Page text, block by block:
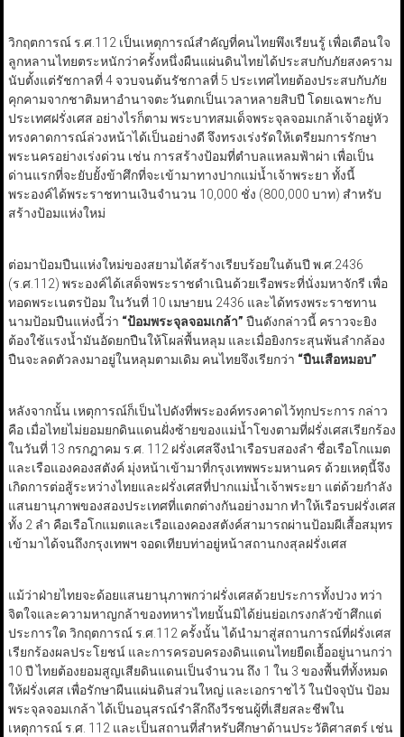
วิกฤตการณ์ ร.ศ.112 เป็นเหตุการณ์สำคัญที่คนไทยพึงเรียนรู้ เพื่อเตือนใจ
ลูกหลานไทยตระหนักว่าครั้งหนึ่งผืนแผ่นดินไทยได้ประสบกับภัยสงคราม
นับตั้งแต่รัชกาลที่ 4 จวบจนต้นรัชกาลที่ 5 ประเทศไทยต้องประสบกับภัย
คุกคามจากชาติมหาอำนาจตะวันตกเป็นเวลาหลายสิบปี โดยเฉพาะกับ
ประเทศฝรั่งเศส อย่างไรก็ตาม พระบาทสมเด็จพระจุลจอมเกล้าเจ้าอยู่หัว
ทรงคาดการณ์ล่วงหน้าได้เป็นอย่างดี จึงทรงเร่งรัดให้เตรียมการรักษา
พระนครอย่างเร่งด่วน เช่น การสร้างป้อมที่ตำบลแหลมฟ้าผ่า เพื่อเป็น
ด่านแรกที่จะยับยั้งข้าศึกที่จะเข้ามาทางปากแม่น้ำเจ้าพระยา ทั้งนี้
พระองค์ได้พระราชทานเงินจำนวน 10,000 ชั่ง (800,000 บาท) สำหรับ
สร้างป้อมแห่งใหม่
ต่อมาป้อมปืนแห่งใหม่ของสยามได้สร้างเรียบร้อยในต้นปี พ.ศ.2436
(ร.ศ.112) พระองค์ได้เสด็จพระราชดำเนินด้วยเรือพระที่นั่งมหาจักรี เพื่อ
ทอดพระเนตรป้อม ในวันที่ 10 เมษายน 2436 และได้ทรงพระราชทาน
นามป้อมปืนแห่งนี้ว่า “ป้อมพระจุลจอมเกล้า” ปืนดังกล่าวนี้ คราวจะยิง
ต้องใช้แรงน้ำมันอัดยกปืนให้โผล่พื้นหลุม และเมื่อยิงกระสุนพ้นลำกล้อง
ปืนจะลดตัวลงมาอยู่ในหลุมตามเดิม คนไทยจึงเรียกว่า “ปืนเสือหมอบ”
หลังจากนั้น เหตุการณ์ก็เป็นไปดังที่พระองค์ทรงคาดไว้ทุกประการ กล่าว
คือ เมื่อไทยไม่ยอมยกดินแดนฝั่งซ้ายของแม่น้ำโขงตามที่ฝรั่งเศสเรียกร้อง
ในวันที่ 13 กรกฎาคม ร.ศ. 112 ฝรั่งเศสจึงนำเรือรบสองลำ ชื่อเรือโกแมต
และเรือแองคองสตังค์ มุ่งหน้าเข้ามาที่กรุงเทพพระมหานคร ด้วยเหตุนี้จึง
เกิดการต่อสู้ระหว่างไทยและฝรั่งเศสที่ปากแม่น้ำเจ้าพระยา แต่ด้วยกำลัง
แสนยานุภาพของสองประเทศที่แตกต่างกันอย่างมาก ทำให้เรือรบฝรั่งเศส
ทั้ง 2 ลำ คือเรือโกแมตและเรือแองคองสตังค์สามารถผ่านป้อมผีเสื้อสมุทร
เข้ามาได้จนถึงกรุงเทพฯ จอดเทียบท่าอยู่หน้าสถานกงสุลฝรั่งเศส
แม้ว่าฝ่ายไทยจะด้อยแสนยานุภาพกว่าฝรั่งเศสด้วยประการทั้งปวง ทว่า
จิตใจและความหาญกล้าของทหารไทยนั้นมิได้ย่นย่อเกรงกลัวข้าศึกแต่
ประการใด วิกฤตการณ์ ร.ศ.112 ครั้งนั้น ได้นำมาสู่สถานการณ์ที่ฝรั่งเศส
เรียกร้องผลประโยชน์ และการครอบครองดินแดนไทยยืดเยื้ออยู่นานกว่า
10 ปี ไทยต้องยอมสูญเสียดินแดนเป็นจำนวน ถึง 1 ใน 3 ของพื้นที่ทั้งหมด
ให้ฝรั่งเศส เพื่อรักษาผืนแผ่นดินส่วนใหญ่ และเอกราชไว้ ในปัจจุบัน ป้อม
พระจุลจอมเกล้า ได้เป็นอนุสรณ์รำลึกถึงวีรชนผู้ที่เสียสละชีพใน
เหตุการณ์ ร.ศ. 112 และเป็นสถานที่สำหรับศึกษาด้านประวัติศาสตร์ เช่น